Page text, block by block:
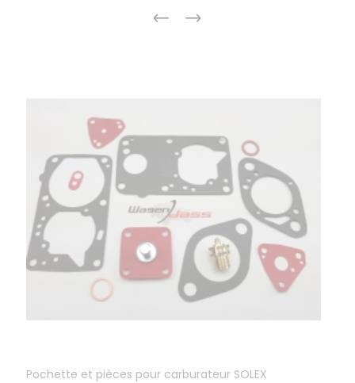
Précédent
Suivant
Pochette et pièces pour carburateur SOLEX